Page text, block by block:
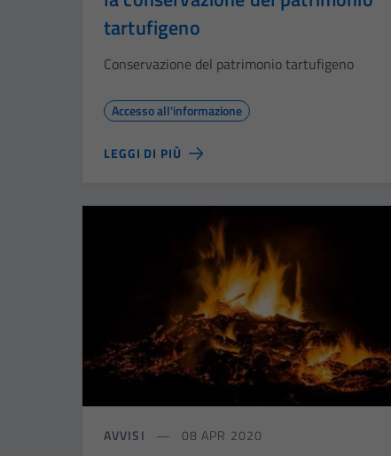
tartufigeno
Conservazione del patrimonio tartufigeno
Accesso all'informazione
LEGGI DI PIÙ
AVVISI 08 APR 2020